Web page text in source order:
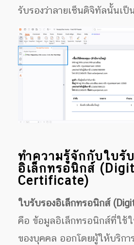
รับรองว่าลายเซ็นดิจิทัลนั้นเป็
ทำความรู้จักกับใบรั
อิเล็กทรอนิกส์
Certificate)
ใบรับรองอิเล็กทรอนิกส์
คือ ข้อมูลอิเล็กทรอนิกส์ที่ใช้
ของบุคคล ออกโดยผู้ให้บริกา